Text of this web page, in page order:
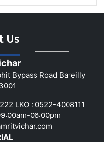
Us
Bypass Road Bareilly
LKO : 0522-4008111
06:00pm